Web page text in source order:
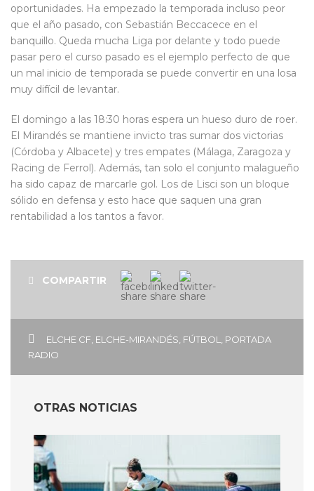
oportunidades. Ha empezado la temporada incluso peor
que el año pasado, con Sebastián Beccacece en el
banquillo. Queda mucha Liga por delante y todo puede
pasar pero el curso pasado es el ejemplo perfecto de que
un mal inicio de temporada se puede convertir en una losa
muy difícil de levantar.
El domingo a las 18:30 horas espera un hueso duro de roer.
El Mirandés se mantiene invicto tras sumar dos victorias
(Córdoba y Albacete) y tres empates (Málaga, Zaragoza y
Racing de Ferrol). Además, tan solo el conjunto malagueño
ha sido capaz de marcarle gol. Los de Lisci son un bloque
sólido en defensa y esto hace que saquen una gran
rentabilidad a los tantos a favor.
COMPARTIR
ELCHE CF, ELCHE-MIRANDÉS, FÚTBOL, PORTADA
RADIO
OTRAS NOTICIAS